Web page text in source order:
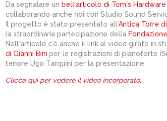
Da segnalare un bell'articolo di Tom's Hardware
collaborando anche noi con Studio Sound
Il progetto è stato presentato all'Antica Torre
la straordinaria partecipazione della
Nell'articolo c'è anche il link al video girato in
di Gianni Bini per le registrazioni di pianoforte
tenore Ugo Tarquini per la presentazione.
Clicca qui per vedere il video incorporato.